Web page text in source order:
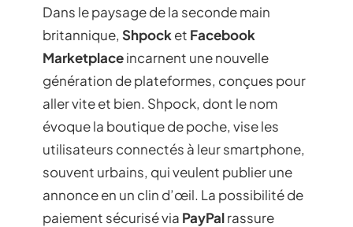
Dans le paysage de la seconde main
britannique, Shpock et Facebook
Marketplaceincarnent une nouvelle
génération de plateformes, conçues pour
aller vite et bien. Shpock, dont le nom
évoque la boutique de poche, vise les
utilisateurs connectés à leur smartphone,
souvent urbains, qui veulent publier une
annonce en un clin d’œil. La possibilité de
paiement sécurisé via PayPalrassure